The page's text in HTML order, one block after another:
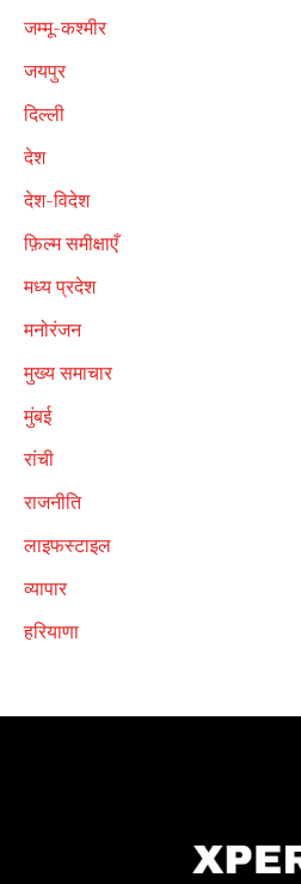
जम्मू-कश्मीर
जयपुर
दिल्ली
देश
देश-विदेश
फ़िल्म समीक्षाएँ
मध्य प्रदेश
मनोरंजन
मुख्य समाचार
मुंबई
रांची
राजनीति
लाइफस्टाइल
व्यापार
हरियाणा